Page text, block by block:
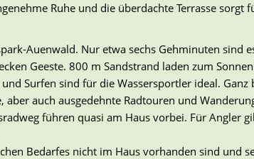
Ruhe und die überdachte Terrasse sorgt
Auenwald. Nur etwa sechs Gehminuten sind
Geeste. 800 m Sandstrand laden zum
Surfen sind für die Wassersportler ideal.
auch ausgedehnte Radtouren und
führen quasi am Haus vorbei. Für
Bedarfes nicht im Haus vorhanden sind und